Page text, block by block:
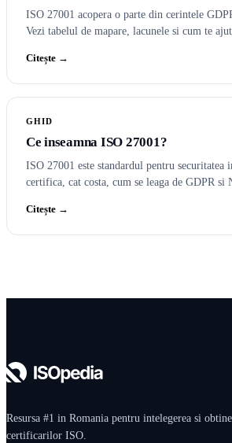
ISO 27001 acopera o parte din cerintele
Vezi tabelul de mapare, lacunele si cum te
Citește →
GHID
Ce inseamna ISO 27001?
ISO 27001 este standardul pentru
certifica, cat costa, cum se leaga de GDPR si
Citește →
Resursa #1 in Romania pentru intelegerea si
certificarilor ISO.